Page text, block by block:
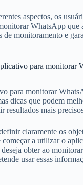
aspectos, os
WhatsApp que
de monitoramento e
para monitorar
para monitorar
dicas que podem
resultados mais
claramente os
começar a utilizar o
obter ao
usar essas